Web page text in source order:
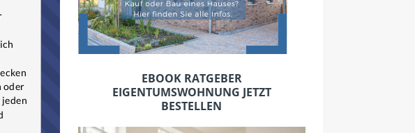
EBOOK RATGEBER
EIGENTUMSWOHNUNG JETZT
BESTELLEN